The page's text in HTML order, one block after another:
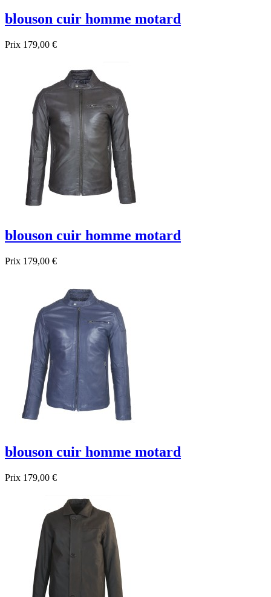
blouson cuir homme motard
Prix 179,00 €
blouson cuir homme motard
Prix 179,00 €
blouson cuir homme motard
Prix 179,00 €